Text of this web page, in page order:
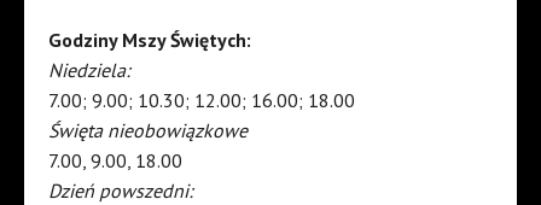
Godziny Mszy Świętych:
Niedziela:
7.00; 9.00; 10.30; 12.00; 16.00; 18.00
Święta nieobowiązkowe
7.00, 9.00, 18.00
Dzień powszedni: